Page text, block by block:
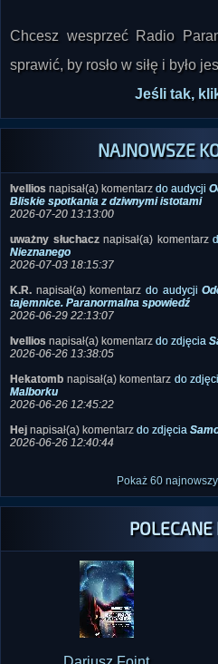
sprawić, by rosło w siłę i było
Jeśli tak,
NAJNOWSZE
napisał(a) komentarzdo audycji
uważny słuchacz napisał(a) komentarz
Nieznanego
K.R.napisał(a) komentarz
tajemnice. Paranormalna spowiedź
Ivelliosnapisał(a) komentarzdo zdjęcia
2026-06-26 13:38:05
Hekatombnapisał(a) komentarzdo
Malborku
Hejnapisał(a) komentarz
2026-06-26 12:40:44
POLECANE
Dariusz Foint
Historie duchowe